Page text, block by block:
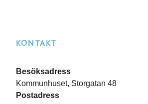
KONTAKT
Besöksadress
Kommunhuset, Storgatan 48
Postadress